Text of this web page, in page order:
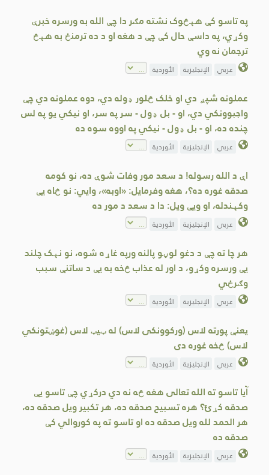
په تاسو کې هېڅوک نشته مګر دا چې الله به ورسره خبرې
وکړي، په داسې حال کې چې د هغه او د ده ترمنځ به هېڅ
ترجمان نه وي
عربي الإنجليزية الأوردية
عملونه شپږ دي او خلک څلور ډوله دي، دوه عملونه دي چې
واجبوونکي دي، او - بل ډول - سر په سر، او نیکي یو په لس
چنده ده، او - بل ډول - نیکي په اووه سوه ده
عربي الإنجليزية الأوردية
اې د الله رسوله! د سعد مور وفات شوې ده، نو کومه
صدقه غوره ده؟، هغه وفرمایل: «اوبه»، وایي: نو څاه یې
وکېندله، او ویې ویل: دا د سعد د مور ده
عربي الإنجليزية الأوردية
هر چا ته چې د دغو لوڼو پالنه ورپه غاړه شوه، نو نېک چلند
يې ورسره وکړو، د اور له عذاب څخه به یې د ساتنې سبب
وګرځي
عربي الإنجليزية الأوردية
یعنې پورته لاس (ورکوونکی لاس) له ټيټ لاس (غوښتونکي
لاس) څخه غوره دی
عربي الإنجليزية الأوردية
آیا تاسو ته الله تعالی هغه څه نه دي درکړي چې تاسو یې
صدقه کړئ؟ هره تسبیح صدقه ده، هر تکبیر ویل صدقه ده،
هر الحمد لله ویل صدقه ده او تاسو ته په کوروالي کې
صدقه ده
عربي الإنجليزية الأوردية